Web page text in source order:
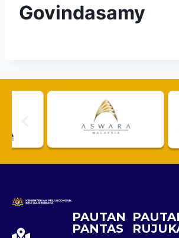
Govindasamy
PAUTAN
PANTAS